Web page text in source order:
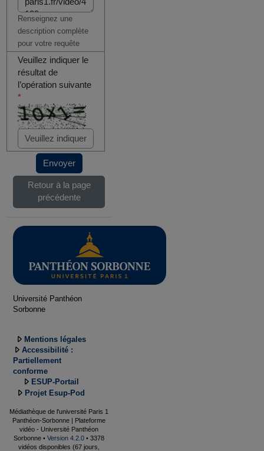
Renseignez une
description complète
pour votre requête
Veuillez indiquer le
résultat de
l’opération suivante
*
Envoyer
Retour à la page
précédente
Université Panthéon
Sorbonne
Mentions légales
Accessibilité :
Partiellement
conforme
ESUP-Portail
Projet Esup-Pod
Médiathèque de l'université Paris 1
Panthéon-Sorbonne | Plateforme
vidéo - Université Panthéon
Sorbonne • Version 4.2.0 • 3378
vidéos disponibles (67 jours,